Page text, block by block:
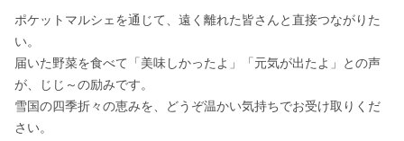
ポケットマルシェを通じて、遠く離れた皆さんと直接つながりた
い。
届いた野菜を食べて「美味しかったよ」「元気が出たよ」との声
が、じじ～の励みです。
雪国の四季折々の恵みを、どうぞ温かい気持ちでお受け取りくだ
さい。